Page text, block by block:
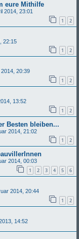
eure Mithilfe
2014, 23:01
1 2
22:15
1 2
20:39
1 2
13:52
1 2
Besten bleiben...
2014, 21:02
1 2
2014, 00:03
1 2 3 4 5 6
2014, 20:44
1 2
14:52